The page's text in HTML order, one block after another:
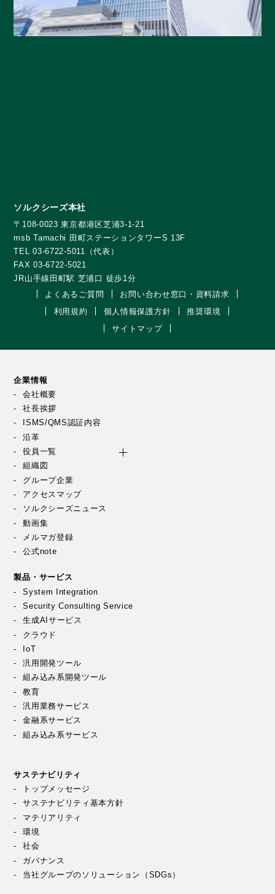
ソルクシーズ本社
〒108-0023 東京都港区芝浦3-1-21
msb Tamachi 田町ステーションタワーS 13F
TEL 03-6722-5011（代表）
FAX 03-6722-5021
JR山手線田町駅 芝浦口 徒歩1分
よくあるご質問
お問い合わせ窓口・資料請求
利用規約
個人情報保護方針
推奨環境
サイトマップ
企業情報
会社概要
社長挨拶
ISMS/QMS認証内容
沿革
役員一覧
組織図
グループ企業
アクセスマップ
ソルクシーズニュース
動画集
メルマガ登録
公式note
製品・サービス
System Integration
Security Consulting Service
生成AIサービス
クラウド
IoT
汎用開発ツール
組み込み系開発ツール
教育
汎用業務サービス
金融系サービス
組み込み系サービス
サステナビリティ
トップメッセージ
サステナビリティ基本方針
マテリアリティ
環境
社会
ガバナンス
当社グループのソリューション（SDGs）